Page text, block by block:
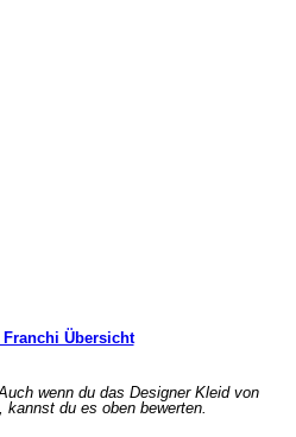
Franchi Übersicht
wenn du das Designer Kleid von
du es oben bewerten.